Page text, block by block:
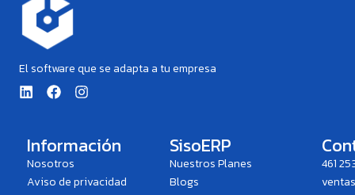
El software que se adapta a tu empresa
L
i
e
d
i
n
F
a
b
o
o
k
I
n
a
g
a
Información
Nosotros
Aviso de privacidad
SisoERP
Nuestros Planes
Blogs
461